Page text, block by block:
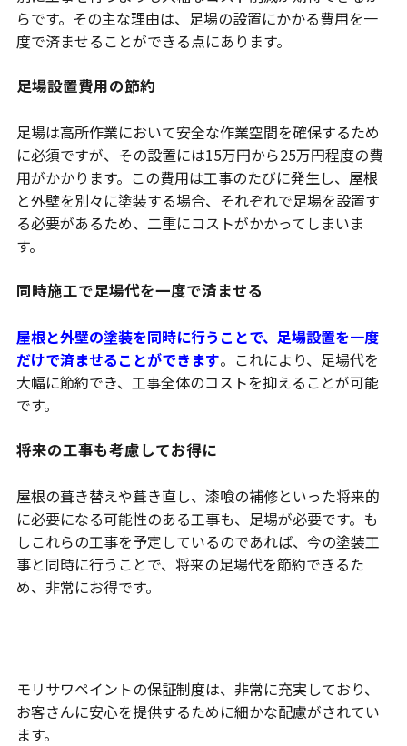
らです。その主な理由は、足場の設置にかかる費用を一
度で済ませることができる点にあります。
足場設置費用の節約
足場は高所作業において安全な作業空間を確保するため
に必須ですが、その設置には15万円から25万円程度の費
用がかかります。この費用は工事のたびに発生し、屋根
と外壁を別々に塗装する場合、それぞれで足場を設置す
る必要があるため、二重にコストがかかってしまいま
す。
同時施工で足場代を一度で済ませる
屋根と外壁の塗装を同時に行うことで、足場設置を一度
だけで済ませることができます。これにより、足場代を
大幅に節約でき、工事全体のコストを抑えることが可能
です。
将来の工事も考慮してお得に
屋根の葺き替えや葺き直し、漆喰の補修といった将来的
に必要になる可能性のある工事も、足場が必要です。も
しこれらの工事を予定しているのであれば、今の塗装工
事と同時に行うことで、将来の足場代を節約できるた
め、非常にお得です。
モリサワペイントの保証制度は、非常に充実しており、
お客さんに安心を提供するために細かな配慮がされてい
ます。